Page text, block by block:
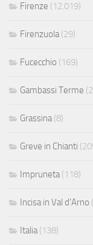
Firenze (12.019)
Firenzuola(29)
Fucecchio (169)
Gambassi Terme
Grassina(8)
Greve in Chianti
Impruneta(118)
Incisa in Val d'Arno
Italia(138)